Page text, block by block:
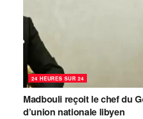
24 HEURES SUR 24
Madbouli reçoit le chef du
d’union nationale libyen